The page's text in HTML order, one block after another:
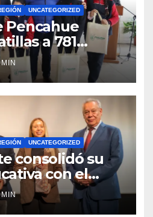
UNCATEGORIZED
Pencahue
a 781
recursos del
UNCATEGORIZED
consolidó su
con el
Brotes 2026